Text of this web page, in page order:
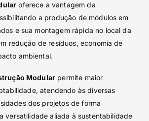
oferece a vantagem da
a produção de módulos em
e sua montagem rápida no local da
redução de resíduos, economia de
ambiental.
Modular permite maior
atendendo às diversas
dos projetos de forma
versatilidade aliada à sustentabilidade